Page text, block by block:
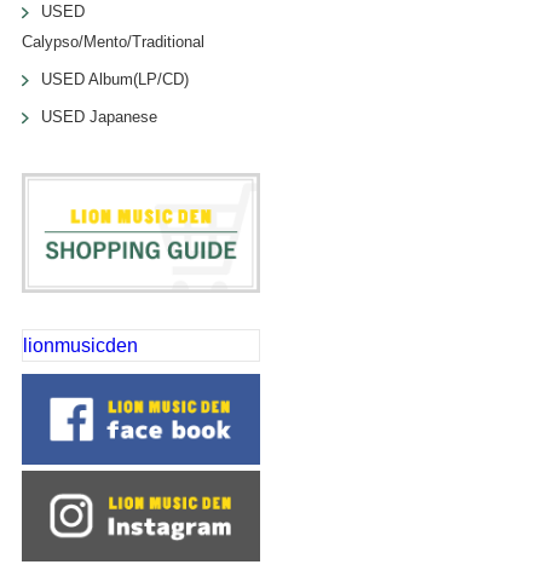
USED
Calypso/Mento/Traditional
USED Album(LP/CD)
USED Japanese
lionmusicden